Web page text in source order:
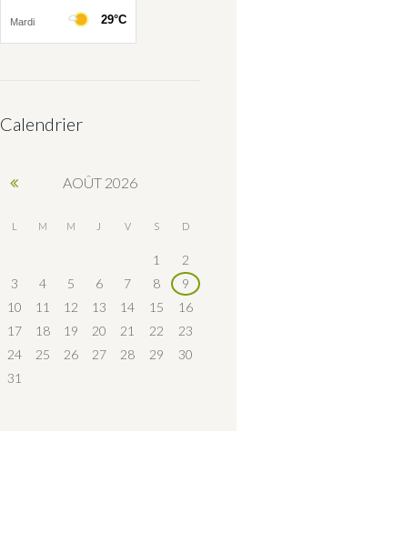
Calendrier
AOÛT 2026
L M M J V S D
1
2
3
4 5 6 7 8
9
10
11 12 13 14 15
16
17
18 19 20 21 22
23
24
25 26 27 28 29
30
31